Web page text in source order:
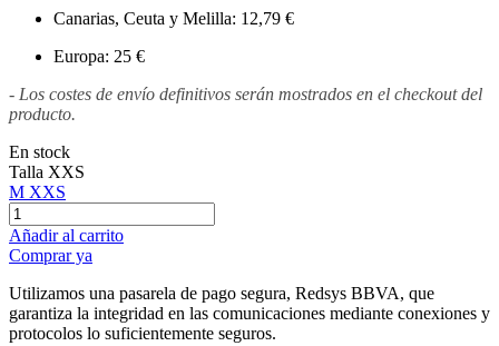
Canarias, Ceuta y Melilla: 12,79 €
Europa: 25 €
- Los costes de envío definitivos serán mostrados en el checkout del
producto.
En stock
Talla XXS
M XXS
Añadir al carrito
Comprar ya
Utilizamos una pasarela de pago segura, Redsys BBVA, que
garantiza la integridad en las comunicaciones mediante conexiones y
protocolos lo suficientemente seguros.